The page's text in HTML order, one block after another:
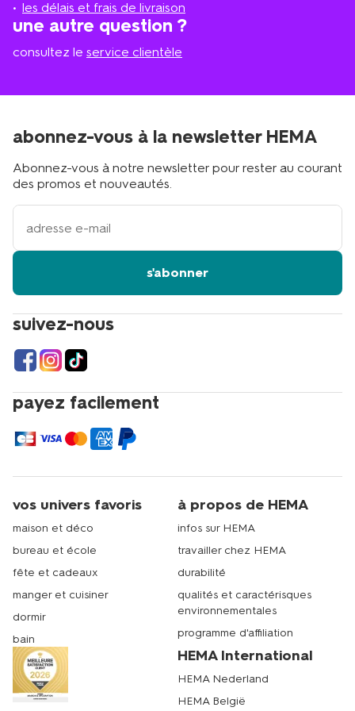
les délais et frais de livraison
une autre question ?
consultez le service clientèle
suivez-nous
payez facilement
abonnez-vous à la newsletter HEMA
Abonnez-vous à notre newsletter pour rester au courant
des promos et nouveautés.
votre
adresse
s'abonner
vos univers favoris
maison et déco
bureau et école
fête et cadeaux
manger et cuisiner
dormir
bain
à propos de HEMA
infos sur HEMA
travailler chez HEMA
durabilité
qualités et caractérisques
environnementales
programme d'affiliation
HEMA International
HEMA Nederland
HEMA België